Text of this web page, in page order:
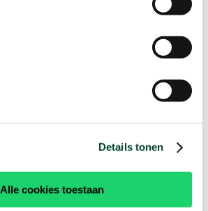
Details tonen
Alle cookies toestaan